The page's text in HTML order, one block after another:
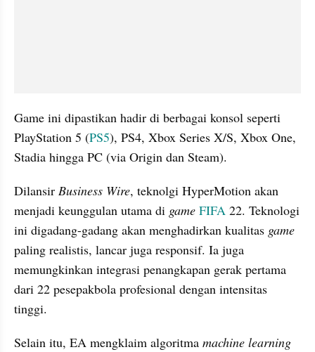
Game ini dipastikan hadir di berbagai konsol seperti
PlayStation 5 (PS5), PS4, Xbox Series X/S, Xbox One,
Stadia hingga PC (via Origin dan Steam).
Dilansir Business Wire, teknolgi HyperMotion akan
menjadi keunggulan utama di game FIFA 22. Teknologi
ini digadang-gadang akan menghadirkan kualitas game
paling realistis, lancar juga responsif. Ia juga
memungkinkan integrasi penangkapan gerak pertama
dari 22 pesepakbola profesional dengan intensitas
tinggi.
Selain itu, EA mengklaim algoritma machine learning